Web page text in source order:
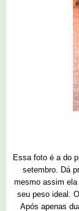
Essa foto é a do
setembro. Dá
mesmo assim
seu peso ideal.
Após apenas